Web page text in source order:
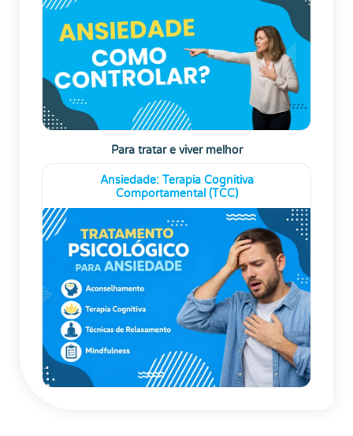
Para tratar e viver melhor
Ansiedade: Terapia Cognitiva
Comportamental (TCC)